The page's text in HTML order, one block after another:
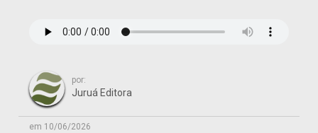
por:
Juruá Editora
em 10/06/2026